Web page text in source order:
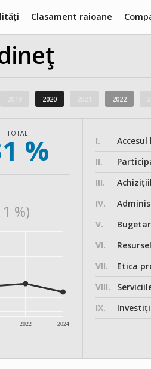
Clasament raioane
2020 2022
TOTAL%
%)
2022 2024
I.
II.
III.
IV.
V.
VI.
VII.
Etica
VIII.
IX.
Investițiile,